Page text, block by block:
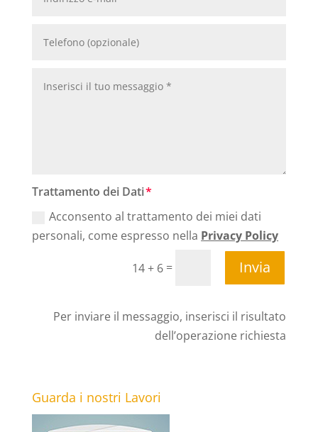
Trattamento dei Dati
Acconsento al trattamento dei miei dati
personali, come espresso nella Privacy Policy
14 + 6 = Invia
Per inviare il messaggio, inserisci il risultato
dell’operazione richiesta
Guarda i nostri Lavori